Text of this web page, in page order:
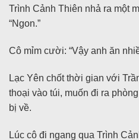
Trình Cảnh Thiên nhả ra một
“Ngon.”
Cô mỉm cười: “Vậy anh ăn
Lạc Yên chốt thời gian với
thoại vào túi, muốn đi ra
bị về.
Lúc cô đi ngang qua Trình